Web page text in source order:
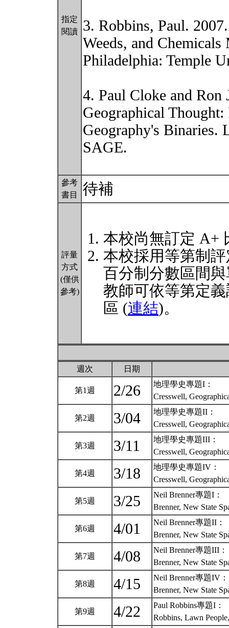
指定
閱讀
3. Robbins, Paul.
Weeds, and
Philadelphia: Temple
4. Paul Cloke and Ron
Geographical
Geography's Binaries.
SAGE.
參考
書目
待補
評量
方式
(僅供
參考)
本校尚無訂定 A+
本校採用等第制
百分制分數區間
教師可依等第定
區 (連結)。
週次 日期
第1週 2/26
地理學史專題I：
Cresswell,
第2週 3/04
地理學史專題II：
Cresswell,
第3週 3/11
地理學史專題III：
Cresswell,
第4週 3/18
地理學史專題IV：
Cresswell,
第5週 3/25
Neil Brenner專題I：
Brenner, New State
第6週 4/01
Neil Brenner專題II：
Brenner, New State
第7週 4/08
Neil Brenner專題III：
Brenner, New State
第8週 4/15
Neil Brenner專題IV：
Brenner, New State
第9週 4/22
Paul Robbins專題I：
Robbins, Lawn